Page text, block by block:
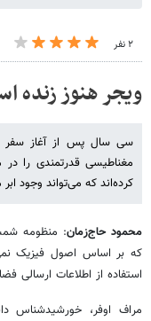
۲ نفر
ویجر هنوز زنده
سی سال پس ‌از آغاز سفر
مغناطیسی قدرتمندی را
کرده‌اند که می‌تواند وجود
محمود حاج‌زمان: منظومه
که بر اساس اصول فیزیک
استفاده از اطلاعات ارسالی
مراف اوفر، خورشیدشناس